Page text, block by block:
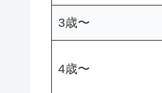
3歳〜
4歳〜